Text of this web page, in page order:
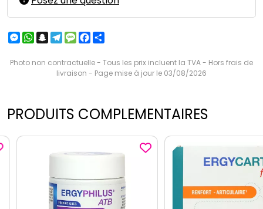
Messenger
WhatsApp
Snapchat
Telegram
MessageFacebook
Photo non contractuelle - Tous les prix incluent la TVA - Hors frais de
livraison - Page mise à jour le 03/08/2026
PRODUITS COMPLEMENTAIRES